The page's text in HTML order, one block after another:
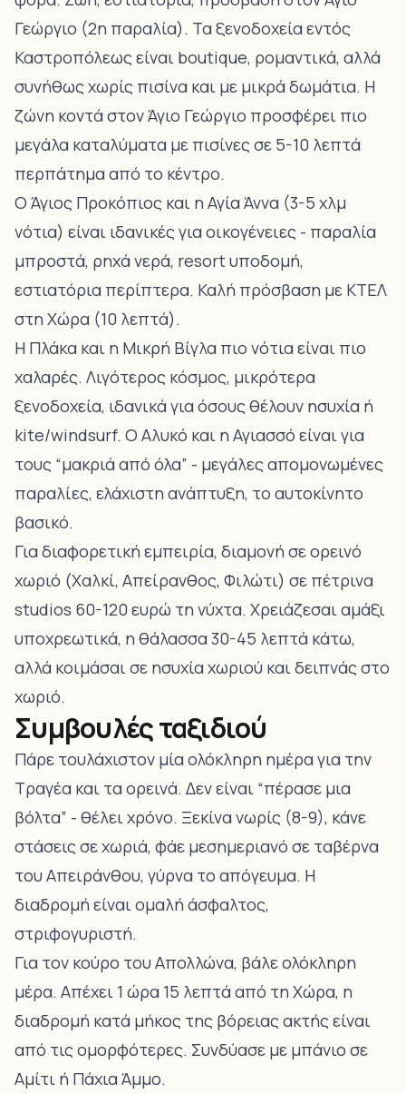
Γεώργιο (2η παραλία). Τα ξενοδοχεία εντός
Καστροπόλεως είναι boutique, ρομαντικά, αλλά
συνήθως χωρίς πισίνα και με μικρά δωμάτια. Η
ζώνη κοντά στον Άγιο Γεώργιο προσφέρει πιο
μεγάλα καταλύματα με πισίνες σε 5-10 λεπτά
περπάτημα από το κέντρο.
Ο Άγιος Προκόπιος και η Αγία Άννα (3-5 χλμ
νότια) είναι ιδανικές για οικογένειες - παραλία
μπροστά, ρηχά νερά, resort υποδομή,
εστιατόρια περίπτερα. Καλή πρόσβαση με ΚΤΕΛ
στη Χώρα (10 λεπτά).
Η Πλάκα και η Μικρή Βίγλα πιο νότια είναι πιο
χαλαρές. Λιγότερος κόσμος, μικρότερα
ξενοδοχεία, ιδανικά για όσους θέλουν ησυχία ή
kite/windsurf. Ο Αλυκό και η Αγιασσό είναι για
τους “μακριά από όλα” - μεγάλες απομονωμένες
παραλίες, ελάχιστη ανάπτυξη, το αυτοκίνητο
βασικό.
Για διαφορετική εμπειρία, διαμονή σε ορεινό
χωριό (Χαλκί, Απείρανθος, Φιλώτι) σε πέτρινα
studios 60-120 ευρώ τη νύχτα. Χρειάζεσαι αμάξι
υποχρεωτικά, η θάλασσα 30-45 λεπτά κάτω,
αλλά κοιμάσαι σε ησυχία χωριού και δειπνάς στο
χωριό.
Συμβουλές ταξιδιού
Πάρε τουλάχιστον μία ολόκληρη ημέρα για την
Τραγέα και τα ορεινά. Δεν είναι “πέρασε μια
βόλτα” - θέλει χρόνο. Ξεκίνα νωρίς (8-9), κάνε
στάσεις σε χωριά, φάε μεσημεριανό σε ταβέρνα
του Απειράνθου, γύρνα το απόγευμα. Η
διαδρομή είναι ομαλή άσφαλτος,
στριφογυριστή.
Για τον κούρο του Απολλώνα, βάλε ολόκληρη
μέρα. Απέχει 1 ώρα 15 λεπτά από τη Χώρα, η
διαδρομή κατά μήκος της βόρειας ακτής είναι
από τις ομορφότερες. Συνδύασε με μπάνιο σε
Αμίτι ή Πάχια Άμμο.